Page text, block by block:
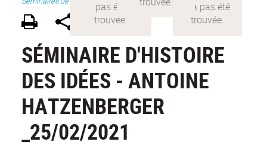
SÉMINAIRE D'HISTOIRE
DES IDÉES - ANTOINE
HATZENBERGER
_25/02/2021